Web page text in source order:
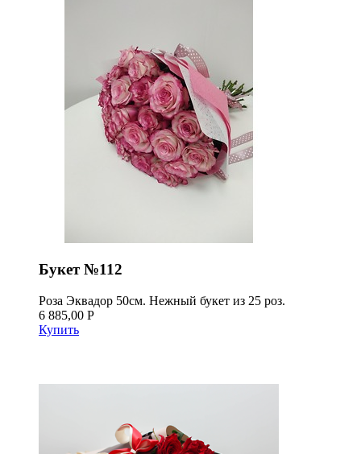
Букет №112
Роза Эквадор 50см. Нежный букет из 25 роз.
6 885,00 Р
Купить